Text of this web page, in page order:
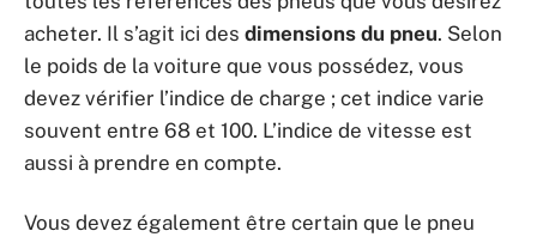
acheter. Il s’agit ici des dimensions du pneu. Selon
le poids de la voiture que vous possédez, vous
devez vérifier l’indice de charge ; cet indice varie
souvent entre 68 et 100. L’indice de vitesse est
aussi à prendre en compte.
Vous devez également être certain que le pneu